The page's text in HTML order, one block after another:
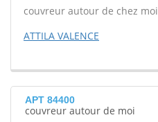
couvreur autour de chez moi
ATTILA VALENCE
APT 84400
couvreur autour de moi